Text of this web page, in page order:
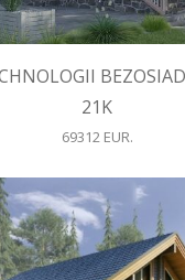
21K
69312 EUR.